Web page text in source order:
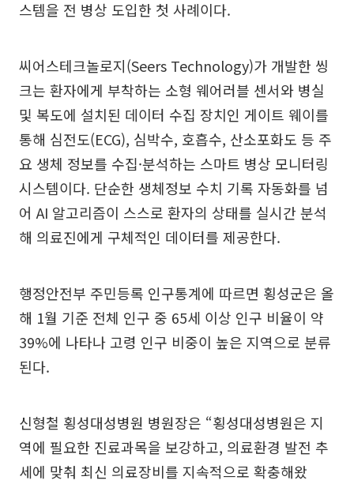
스템을 전 병상 도입한 첫 사례이다.
씨어스테크놀로지(Seers Technology)가 개발한 씽
크는 환자에게 부착하는 소형 웨어러블 센서와 병실
및 복도에 설치된 데이터 수집 장치인 게이트 웨이를
통해 심전도(ECG), 심박수, 호흡수, 산소포화도 등 주
요 생체 정보를 수집·분석하는 스마트 병상 모니터링
시스템이다. 단순한 생체정보 수치 기록 자동화를 넘
어 AI 알고리즘이 스스로 환자의 상태를 실시간 분석
해 의료진에게 구체적인 데이터를 제공한다.
행정안전부 주민등록 인구통계에 따르면 횡성군은 올
해 1월 기준 전체 인구 중 65세 이상 인구 비율이 약
39%에 나타나 고령 인구 비중이 높은 지역으로 분류
된다.
신형철 횡성대성병원 병원장은 “횡성대성병원은 지
역에 필요한 진료과목을 보강하고, 의료환경 발전 추
세에 맞춰 최신 의료장비를 지속적으로 확충해왔